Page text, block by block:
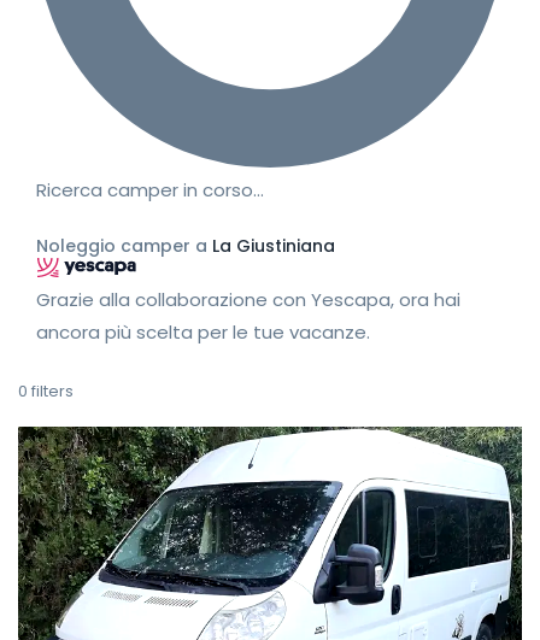
Ricerca camper in corso…
Noleggio camper a La Giustiniana
Grazie alla collaborazione con Yescapa, ora hai
ancora più scelta per le tue vacanze.
0 filters